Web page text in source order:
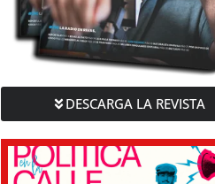
DESCARGA LA REVISTA